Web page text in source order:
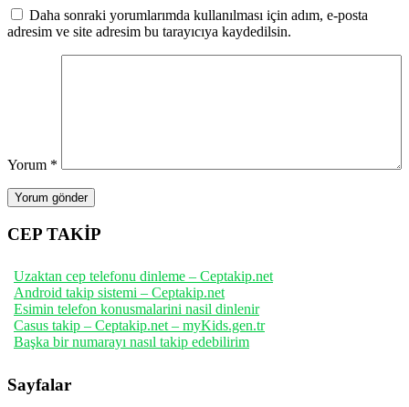
Daha sonraki yorumlarımda kullanılması için adım, e-posta
adresim ve site adresim bu tarayıcıya kaydedilsin.
Yorum *
CEP TAKİP
Uzaktan cep telefonu dinleme – Ceptakip.net
Android takip sistemi – Ceptakip.net
Esimin telefon konusmalarini nasil dinlenir
Casus takip – Ceptakip.net – myKids.gen.tr
Başka bir numarayı nasıl takip edebilirim
Sayfalar